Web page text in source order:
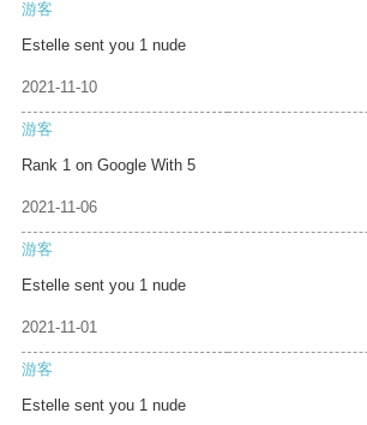
游客
Estelle sent you 1 nude
2021-11-10
游客
Rank 1 on Google With 5
2021-11-06
游客
Estelle sent you 1 nude
2021-11-01
游客
Estelle sent you 1 nude